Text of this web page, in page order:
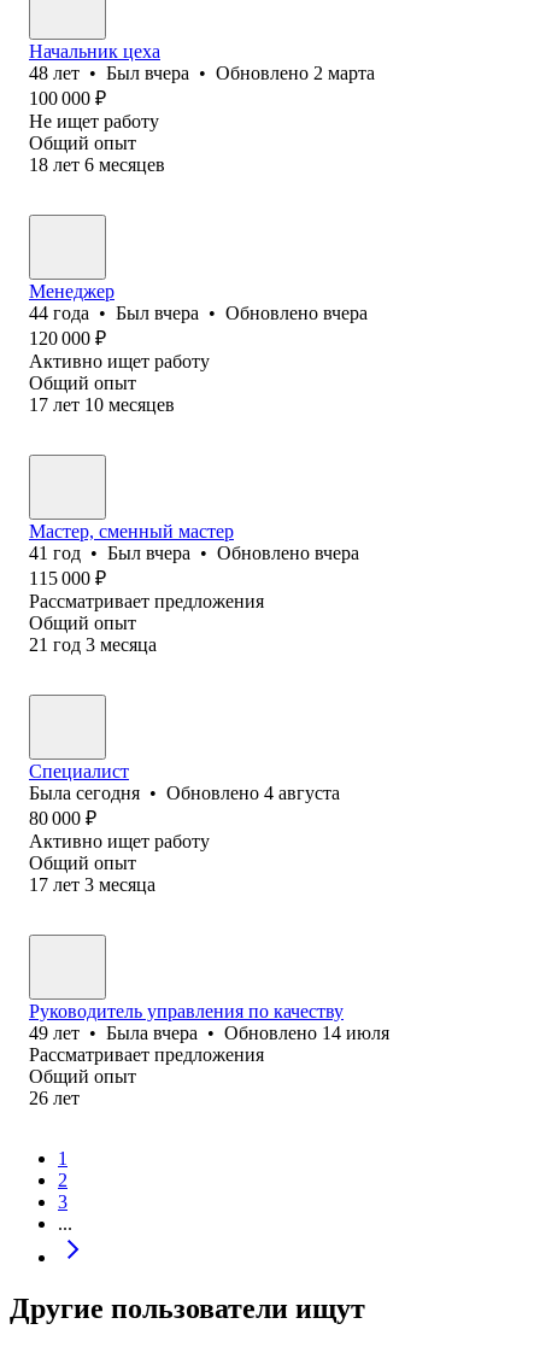
Начальник цеха
48 лет • Был вчера • Обновлено 2 марта
100 000 ₽
Не ищет работу
Общий опыт
18 лет 6 месяцев
Менеджер
44 года • Был вчера • Обновлено вчера
120 000 ₽
Активно ищет работу
Общий опыт
17 лет 10 месяцев
Мастер, сменный мастер
41 год • Был вчера • Обновлено вчера
115 000 ₽
Рассматривает предложения
Общий опыт
21 год 3 месяца
Специалист
Была сегодня • Обновлено 4 августа
80 000 ₽
Активно ищет работу
Общий опыт
17 лет 3 месяца
Руководитель управления по качеству
49 лет • Была вчера • Обновлено 14 июля
Рассматривает предложения
Общий опыт
26 лет
1
2
3
...
Другие пользователи ищут